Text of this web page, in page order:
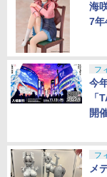
海
7年
フ
今
「
開
フ
メ